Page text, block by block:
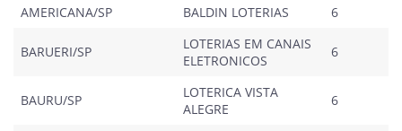
AMERICANA/SP
BALDIN LOTERIAS 6
BARUERI/SP
LOTERIAS EM CANAIS
ELETRONICOS
6
BAURU/SP
LOTERICA VISTA
ALEGRE
6